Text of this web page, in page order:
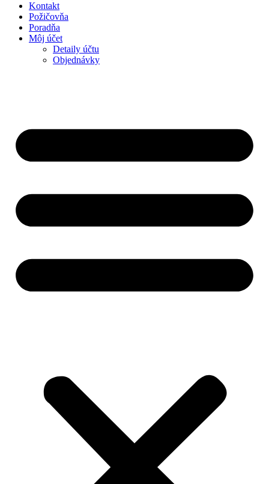
Kontakt
Požičovňa
Poradňa
Môj účet
Detaily účtu
Objednávky